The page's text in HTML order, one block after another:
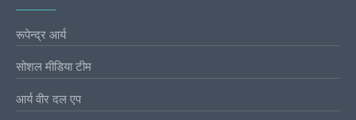
रूपेन्द्र आर्य
सोशल मीडिया टीम
आर्य वीर दल एप